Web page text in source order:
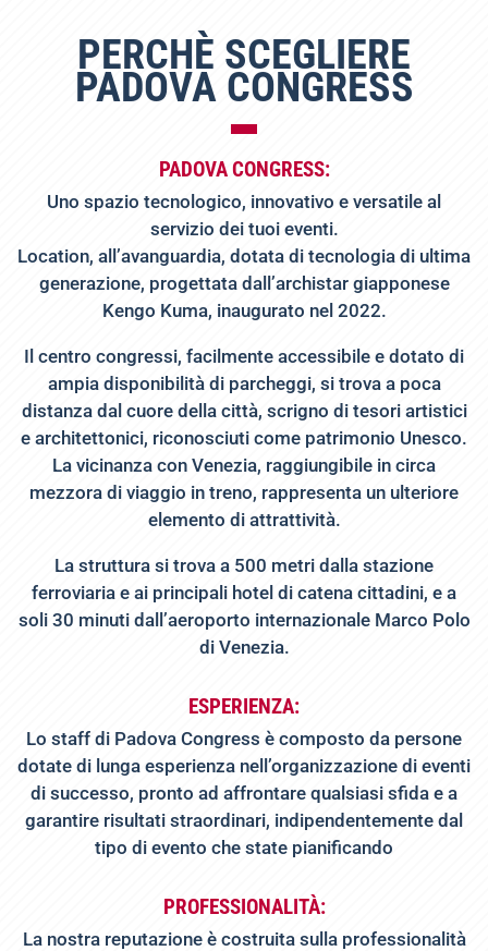
PERCHÈ SCEGLIERE
PADOVA CONGRESS
PADOVA CONGRESS:
Uno spazio tecnologico, innovativo e versatile al
servizio dei tuoi eventi.
Location, all’avanguardia, dotata di tecnologia di ultima
generazione, progettata dall’archistar giapponese
Kengo Kuma, inaugurato nel 2022.
Il centro congressi, facilmente accessibile e dotato di
ampia disponibilità di parcheggi, si trova a poca
distanza dal cuore della città, scrigno di tesori artistici
e architettonici, riconosciuti come patrimonio Unesco.
La vicinanza con Venezia, raggiungibile in circa
mezzora di viaggio in treno, rappresenta un ulteriore
elemento di attrattività.
La struttura si trova a 500 metri dalla stazione
ferroviaria e ai principali hotel di catena cittadini, e a
soli 30 minuti dall’aeroporto internazionale Marco Polo
di Venezia.
ESPERIENZA:
Lo staff di Padova Congress è composto da persone
dotate di lunga esperienza nell’organizzazione di eventi
di successo, pronto ad affrontare qualsiasi sfida e a
garantire risultati straordinari, indipendentemente dal
tipo di evento che state pianificando
PROFESSIONALITÀ:
La nostra reputazione è costruita sulla professionalità